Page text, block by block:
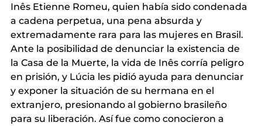
Inês Etienne Romeu, quien había sido condenada
a cadena perpetua, una pena absurda y
extremadamente rara para las mujeres en Brasil.
Ante la posibilidad de denunciar la existencia de
la Casa de la Muerte, la vida de Inês corría peligro
en prisión, y Lúcia les pidió ayuda para denunciar
y exponer la situación de su hermana en el
extranjero, presionando al gobierno brasileño
para su liberación. Así fue como conocieron a